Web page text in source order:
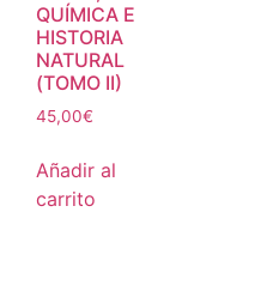
QUÍMICA E
HISTORIA
NATURAL
(TOMO II)
45,00€
Añadir al
carrito